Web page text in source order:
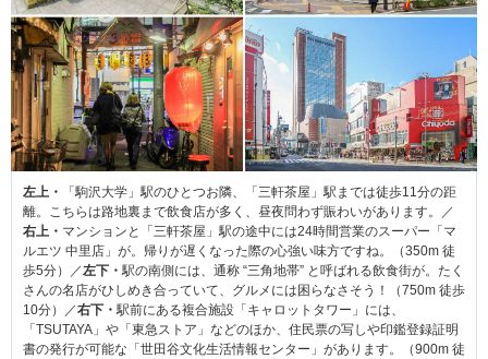
左上・
「駒沢大学」駅のひとつお隣、「三軒茶屋」駅までは徒歩11分の距
離。こちらは路地裏まで飲食店が多く、昼夜問わず賑わいがあります。／
右上・ マンションと「三軒茶屋」駅の途中には24時間営業のスーパー「マ
ルエツ 中里店」が。帰りが遅くなった際の心強い味方ですね。（350m 徒
歩5分）／左下・駅の南側には、通称 “三角地帯” と呼ばれる飲食街が。たく
さんの名店がひしめき合っていて、グルメには困らなさそう！（750m 徒歩
10分）／右下・駅前にある複合施設「キャロットタワー」には、
「TSUTAYA」や「東急ストア」などのほか、住民票の写しや印鑑登録証明
書の発行が可能な「世田谷文化生活情報センター」があります。（900m 徒